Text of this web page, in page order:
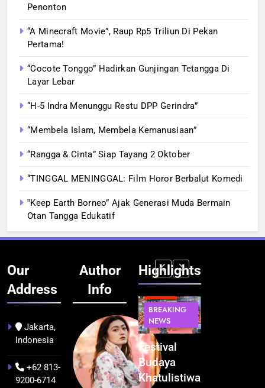
Penonton
“A Minecraft Movie”, Raup Rp5 Triliun Di Pekan
Pertama!
“Cocote Tonggo” Hadirkan Gunjingan Tetangga Di
Layar Lebar
“H-5 Indra Menunggu Restu DPP Gerindra”
“Membela Islam, Membela Kemanusiaan”
“Rangga & Cinta” Siap Tayang 2 Oktober
“TINGGAL MENINGGAL: Film Horor Berbalut Komedi
‟Keep Earth Borneo” Ajak Generasi Muda Bermain
Otan Tangga Edukatif
Our
Address
Jakarta,
Indonesia
+62 813-
9200-6714
Author
Info
Highlights
BERITA
NEWS
Kualitas
Pramuwisata
Dukung
INFRASTRUKTUR
TEKNOLOGI
Indonesia
Resmi
Bangun AI
BREAKING
NEWS
Festival
Budaya
Khatulistiwa